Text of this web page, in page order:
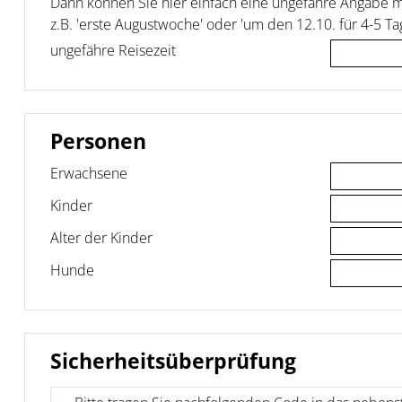
z.B. 'erste Augustwoche' oder 'um den 12.10. für 4-5
ungefähre Reisezeit
Personen
Erwachsene
Kinder
Alter der Kinder
Hunde
Sicherheitsüberprüfung